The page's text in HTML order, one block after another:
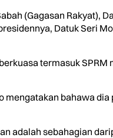
(Gagasan Rakyat),
Datuk Seri
termasuk SPRM
mengatakan bahawa
adalah sebahagian